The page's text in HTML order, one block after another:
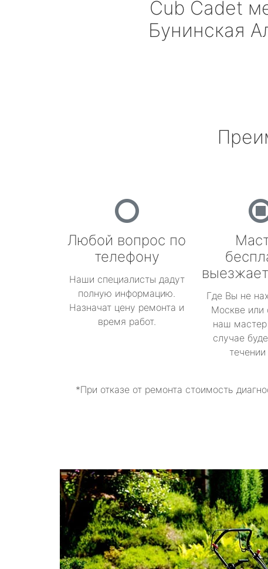
Cub Cadet
Бунинская
Любой вопрос по
телефону
Наши специалисты дадут
полную информацию.
Назначат цену ремонта и
время работ.
Где Вы не
Москве или
наш
случае
*При отказе от ремонта стоимость